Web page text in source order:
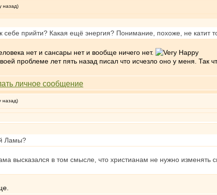
назад)
себе прийти? Какая ещё энергия? Понимание, похоже, не катит
нет и сансары нет и вообще ничего нет.
проблеме лет пять назад писал что исчезло оно у меня. Так
назад)
Ламы?
высказался в том смысле, что христианам не нужно изменять